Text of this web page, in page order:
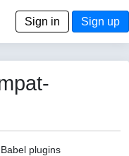
Sign in Sign up
plugins